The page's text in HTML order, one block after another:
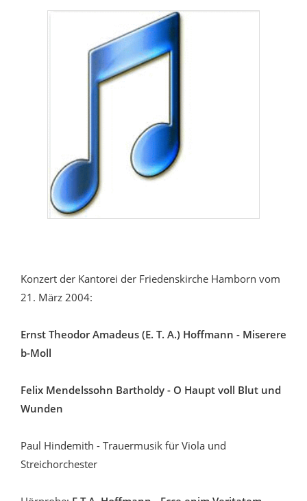
Konzert der Kantorei der Friedenskirche Hamborn vom
21. März 2004:
Ernst Theodor Amadeus (E. T. A.) Hoffmann - Miserere
b-Moll
Felix Mendelssohn Bartholdy - O Haupt voll Blut und
Wunden
Paul Hindemith - Trauermusik für Viola und
Streichorchester